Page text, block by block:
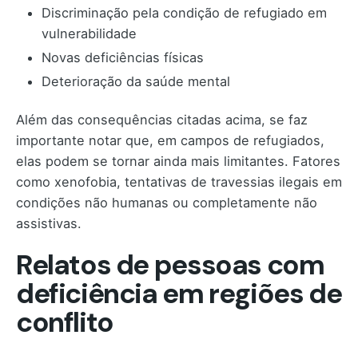
Discriminação pela condição de refugiado em
vulnerabilidade
Novas deficiências físicas
Deterioração da saúde mental
Além das consequências citadas acima, se faz
importante notar que, em campos de refugiados,
elas podem se tornar ainda mais limitantes. Fatores
como xenofobia, tentativas de travessias ilegais em
condições não humanas ou completamente não
assistivas.
Relatos de pessoas com
deficiência em regiões de
conflito